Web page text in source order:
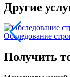
Другие
Обследование
Получить